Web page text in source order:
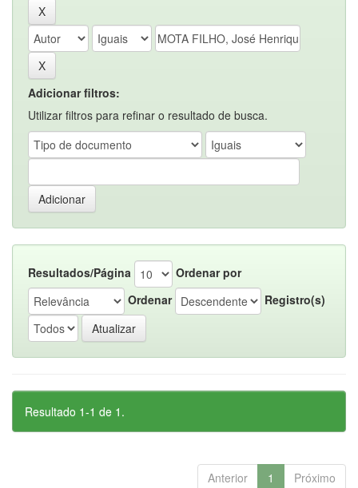
Adicionar filtros:
Utilizar filtros para refinar o resultado de busca.
Resultados/Página
Ordenar por
Ordenar
Registro(s)
Resultado 1-1 de 1.
Anterior 1 Próximo